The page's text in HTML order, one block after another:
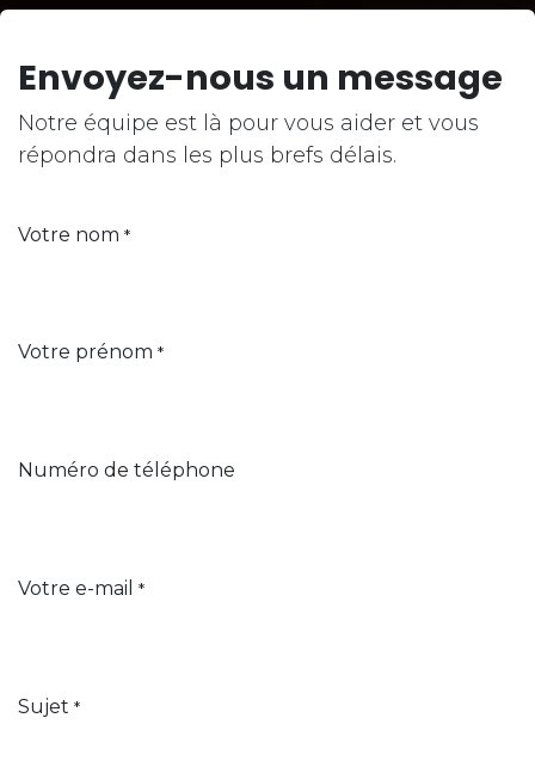
Envoyez-nous un message
Notre équipe est là pour vous aider et vous
répondra dans les plus brefs délais.
Votre nom *
Votre prénom *
Numéro de téléphone
Votre e-mail *
Sujet *